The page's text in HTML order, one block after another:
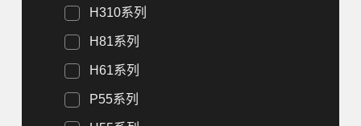
H310系列
H81系列
H61系列
P55系列